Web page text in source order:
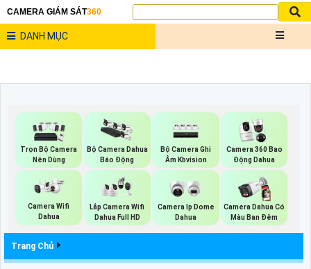
CAMERA GIÁM SÁT360
DANH MỤC
Trọn Bộ Camera
Nên Dùng
Bộ Camera Dahua
Báo Động
Bộ Camera Ghi
Âm Kbvision
Camera 360 Bao
Động Dahua
Camera Wifi
Dahua
Lắp Camera Wifi
Dahua Full HD
Camera Ip Dome
Dahua
Camera Dahua Có
Màu Ban Đêm
Trang Chủ